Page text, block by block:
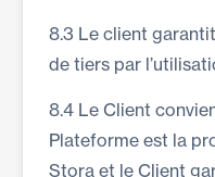
8.3 Le client
de tiers par
8.4 Le Client
Plateforme est la
Stora et le Client